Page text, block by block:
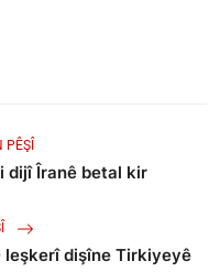
PÊŞÎ
dijî Îranê betal kir
leşkerî dişîne Tirkiyeyê